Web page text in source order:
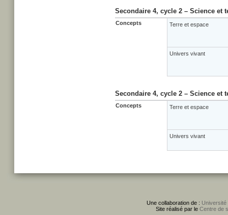
Secondaire 4, cycle 2 – Science et
Concepts Terre et espace
Univers vivant
Secondaire 4, cycle 2 – Science et
Concepts Terre et espace
Univers vivant
Une collaboration de : Université
Site réalisé par le Centre de